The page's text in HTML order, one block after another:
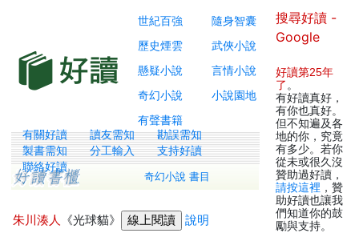
世紀百強
隨身智囊
歷史煙雲
武俠小說
懸疑小說
言情小說
奇幻小說
小說園地
有聲書籍
有關好讀 讀友需知
勘誤需知
製書需知
分工輸入
支持好讀
聯絡好讀
奇幻小說 書目
朱川湊人 《光球貓》 說明
搜尋好讀 -
Google
好讀第25年
了 。
有好讀真好，
有你也真好。
但不知遍及各
地的你，究竟
有多少。若你
從未或很久沒
贊助過好讀，
請按這裡 ，贊
助好讀也讓我
們知道你的鼓
勵與支持。